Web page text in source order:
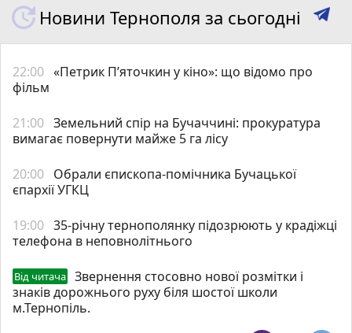
Новини Тернополя за сьогодні
22:00 «Петрик П’яточкин у кіно»: що відомо про
фільм
21:00 Земельний спір на Бучаччині: прокуратура
вимагає повернути майже 5 га лісу
20:00 Обрали єпископа-помічника Бучацької
єпархії УГКЦ
19:00 35-річну тернополянку підозрюють у крадіжці
телефона в неповнолітнього
Від читача
Звернення стосовно нової розмітки і
знаків дорожнього руху біля шостої школи
м.Тернопіль.